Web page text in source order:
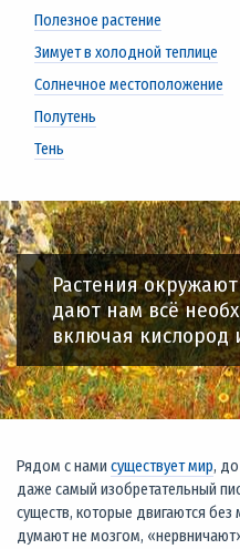
Полезное растение
Зимует в холодной теплице
Солнечное местоположение
Полутень
Тень
Растения
дают нам всё
включая кислород
Рядом с нами существует мир,
даже самый изобретательный
существ, которые двигаются
думают не мозгом,